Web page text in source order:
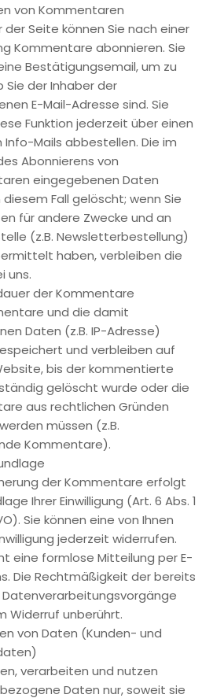
Server von Google in den USA
Im Auftrag des Betreibers
diese Informationen benutzen,
auszuwerten, um Reports
zusammenzustellen und um
und der Internetnutzung
gegenüber dem
Die im Rahmen von Google
übermittelte IP-Adresse wird
Google zusammengeführt.
der Cookies durch eine
Ihrer Browser-Software
jedoch darauf hin, dass Sie in
nicht sämtliche Funktionen
werden nutzen können. Sie
Erfassung der durch den Cookie
der Website bezogenen
an Google sowie die
durch Google verhindern, indem
Link verfügbare Browser-Plugin
gaoptout?hl=de.
Daten durch Google Analytics
Link klicken. Es wird ein
die Erfassung Ihrer Daten bei
Website verhindert: Google
mit Nutzerdaten bei
in der Datenschutzerklärung von
analytics/answer/6004245?
Vertrag zur
abgeschlossen und setzen die